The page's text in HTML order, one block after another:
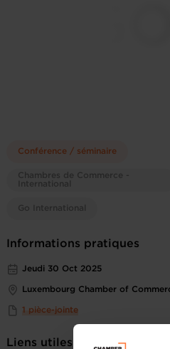
Conférence / séminaire
Chambres de Commerce -
International
Go International
Informations pratiques
Jeudi 30 Oct 2025
Luxembourg Chamber of
1 pièce-jointe
Liens utiles